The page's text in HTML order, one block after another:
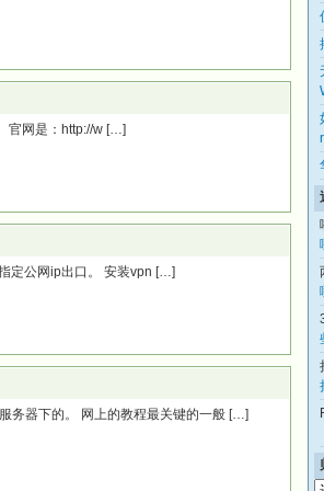
官网是：http://w […]
定公网ip出口。 安装vpn […]
务器下的。 网上的教程最关键的一般 […]